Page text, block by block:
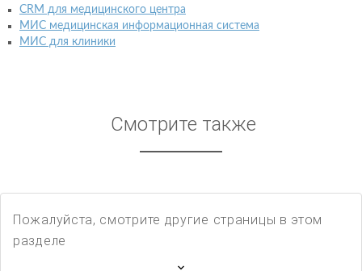
CRM для медицинского центра
МИС медицинская информационная система
МИС для клиники
Смотрите также
Пожалуйста, смотрите другие страницы в этом
разделе